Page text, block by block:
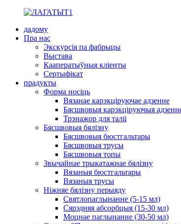
дадому
Пра нас
Экскурсія па фабрыцы
Выстава
Кааператыўныя кліенты
Сертыфікат
прадукты
Форма носіць
Вязанае карэкціруючае адзенне
Бясшвовыя карэкціруючыя
Трэнажор для таліі
Бясшвовыя бялізну
Бясшвовыя бюстгальтары
Бясшвовыя трусы
Бясшвовыя топы
Звычайнае трыкатажнае бялізну
Вязаныя бюстгальтары
Вязаныя трусы
Ніжняе бялізну перыяду
Святлопаглынанне (5-15 мл)
Сярэдняя абсорбцыя (15-30 мл)
Моцнае паглынанне (30-50 мл)